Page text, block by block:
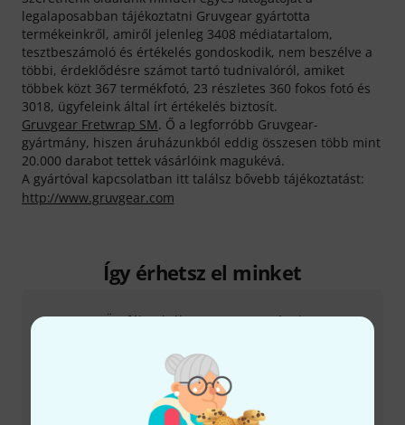
legalaposabban tájékoztatni Gruvgear gyártotta
termékeinkről, amiről jelenleg 3408 médiatartalom,
tesztbeszámoló és értékelés gondoskodik, nem beszélve a
többi, érdeklődésre számot tartó tudnivalóról, amiket
többek közt 367 termékfotó, 23 részletes 360 fokos fotó és
3018, ügyfeleink által írt értékelés biztosít.
Gruvgear Fretwrap SM. Ő a legforróbb Gruvgear-
gyártmány, hiszen áruházunkból eddig összesen több mint
20.000 darabot tettek vásárlóink magukévá.
A gyártóval kapcsolatban itt találsz bővebb tájékoztatást:
http://www.gruvgear.com
Így érhetsz el minket
Ügyfélszolgálat - Magyarország